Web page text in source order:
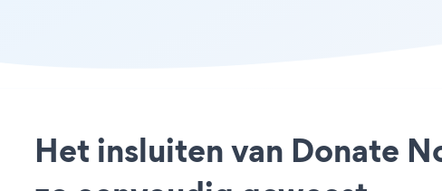
Het insluiten van Donate